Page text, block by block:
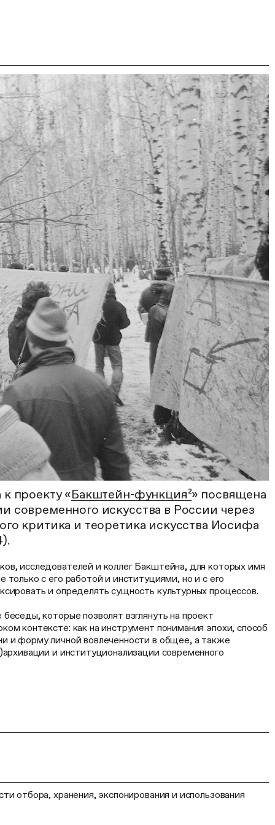
проекту «Бакштейн-функция²» посвящена
современного искусства в России через
критика и теоретика искусства Иосифа
исследователей и коллег Бакштейна, для которых имя
с его работой и институциями, но и с его
и определять сущность культурных процессов.
которые позволят взглянуть на проект
контексте: как на инструмент понимания эпохи, способ
и форму личной вовлеченности в общее, а также
и институционализации современного
отбора, хранения, экспонирования и использования